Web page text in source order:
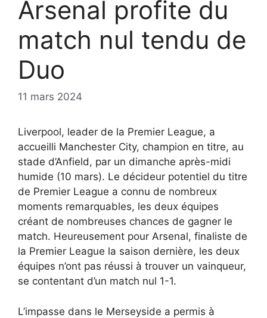
Arsenal profite du
match nul tendu de
Duo
11 mars 2024
Liverpool, leader de la Premier League, a
accueilli Manchester City, champion en titre, au
stade d’Anfield, par un dimanche après-midi
humide (10 mars). Le décideur potentiel du titre
de Premier League a connu de nombreux
moments remarquables, les deux équipes
créant de nombreuses chances de gagner le
match. Heureusement pour Arsenal, finaliste de
la Premier League la saison dernière, les deux
équipes n’ont pas réussi à trouver un vainqueur,
se contentant d’un match nul 1-1.
L’impasse dans le Merseyside a permis à